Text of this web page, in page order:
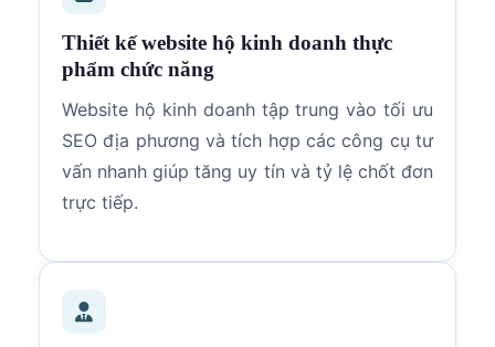
Thiết kế website hộ kinh doanh thực
phẩm chức năng
Website hộ kinh doanh tập trung vào tối ưu
SEO địa phương và tích hợp các công cụ tư
vấn nhanh giúp tăng uy tín và tỷ lệ chốt đơn
trực tiếp.